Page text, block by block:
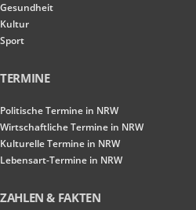
Gesundheit
Kultur
Sport
TERMINE
Politische Termine in NRW
Wirtschaftliche Termine in NRW
Kulturelle Termine in NRW
Lebensart-Termine in NRW
ZAHLEN & FAKTEN